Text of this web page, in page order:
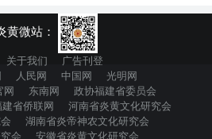
黄微站：
关于我们
广告刊登
人民网 中国网
光明网
网
东南网
政协福建省委员会
省侨联网
河南省炎黄文化研究会
湖南省炎帝神农文化研究会
会
安徽省炎黄文化研究会